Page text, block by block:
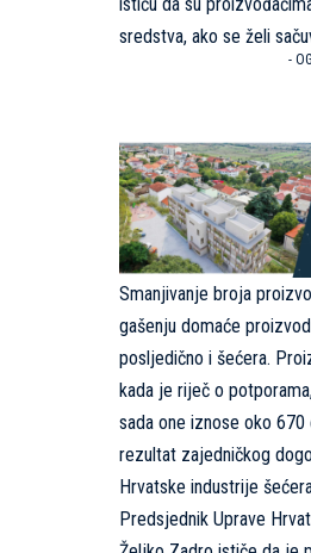
sredstva, ako se želi
-
Smanjivanje broja
gašenju domaće
posljedično i šećera.
kada je riječ o
sada one iznose oko
rezultat zajedničkog
Hrvatske industrije
Predsjednik Uprave